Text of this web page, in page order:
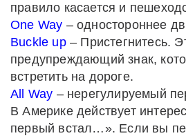
правило касается и
One Way – одностороннее
Buckle up– Пристегнитесь.
предупреждающий знак,
встретить на дороге.
All Way – нерегулируемый
В Америке действует
первый встал…». Если вы